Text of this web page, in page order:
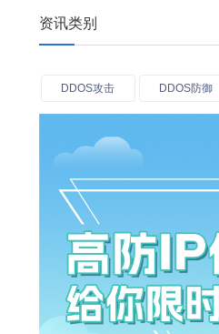
资讯类别
DDOS攻击 DDOS防御